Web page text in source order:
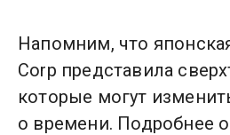
Напомним, что
Corp представила
которые могут
о времени. Подробнее